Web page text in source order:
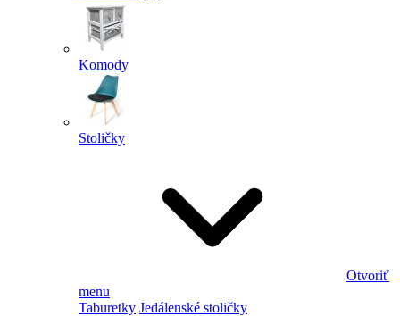
Komody
Stoličky
Otvoriť
menu
Taburetky Jedálenské stoličky